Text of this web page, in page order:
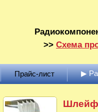
>> Схема
Прайс-лист ▶
Шлейф